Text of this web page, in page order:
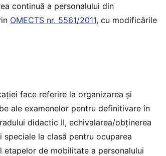
continuă a personalului din
OMECTS nr. 5561/2011, cu modificările
face referire la organizarea şi
ale examenelor pentru definitivare în
didactic II, echivalarea/obținerea
la clasă pentru ocuparea
de mobilitate a personalului